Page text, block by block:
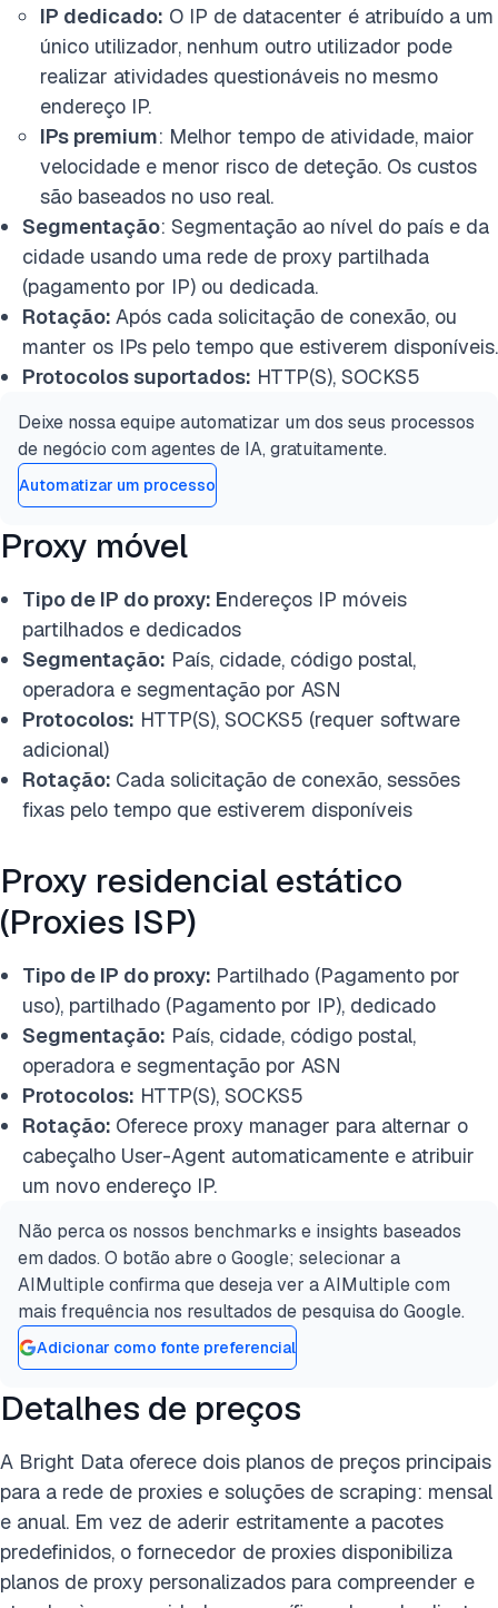
IP dedicado: O IP de datacenter é atribuído a um
único utilizador, nenhum outro utilizador pode
realizar atividades questionáveis no mesmo
endereço IP.
IPs premium: Melhor tempo de atividade, maior
velocidade e menor risco de deteção. Os custos
são baseados no uso real.
Segmentação: Segmentação ao nível do país e da
cidade usando uma rede de proxy partilhada
(pagamento por IP) ou dedicada.
Rotação: Após cada solicitação de conexão, ou
manter os IPs pelo tempo que estiverem disponíveis.
Protocolos suportados: HTTP(S), SOCKS5
Deixe nossa equipe automatizar um dos seus processos
de negócio com agentes de IA, gratuitamente.
Automatizar um processo
Proxy móvel
Tipo de IP do proxy: Endereços IP móveis
partilhados e dedicados
Segmentação: País, cidade, código postal,
operadora e segmentação por ASN
Protocolos: HTTP(S), SOCKS5 (requer software
adicional)
Rotação: Cada solicitação de conexão, sessões
fixas pelo tempo que estiverem disponíveis
Proxy residencial estático
(Proxies ISP)
Tipo de IP do proxy: Partilhado (Pagamento por
uso), partilhado (Pagamento por IP), dedicado
Segmentação: País, cidade, código postal,
operadora e segmentação por ASN
Protocolos: HTTP(S), SOCKS5
Rotação: Oferece proxy manager para alternar o
cabeçalho User-Agent automaticamente e atribuir
um novo endereço IP.
Não perca os nossos benchmarks e insights baseados
em dados. O botão abre o Google; selecionar a
AIMultiple confirma que deseja ver a AIMultiple com
mais frequência nos resultados de pesquisa do Google.
Adicionar como fonte preferencial
Detalhes de preços
A Bright Data oferece dois planos de preços principais
para a rede de proxies e soluções de scraping: mensal
e anual. Em vez de aderir estritamente a pacotes
predefinidos, o fornecedor de proxies disponibiliza
planos de proxy personalizados para compreender e